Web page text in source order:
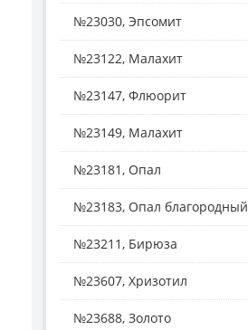
№23030, Эпсомит
№23122, Малахит
№23147, Флюорит
№23149, Малахит
№23181, Опал
№23183, Опал благородный
№23211, Бирюза
№23607, Хризотил
№23688, Золото